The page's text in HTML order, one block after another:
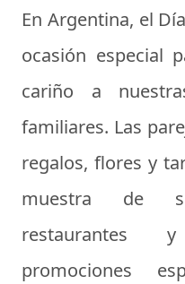
En Argentina, el
ocasión especial
cariño a
familiares. Las
regalos, flores y
muestra de
restaurantes
promociones